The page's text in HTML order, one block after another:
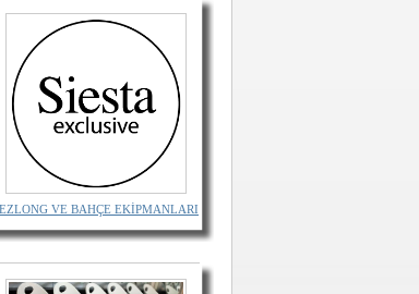
VE BAHÇE EKİPMANLARI